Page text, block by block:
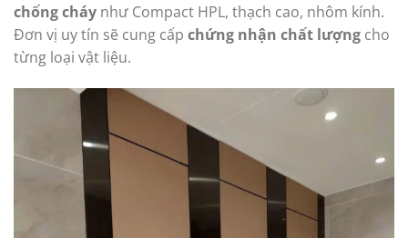
chống cháy như Compact HPL, thạch cao, nhôm kính.
Đơn vị uy tín sẽ cung cấp chứng nhận chất lượng cho
từng loại vật liệu.